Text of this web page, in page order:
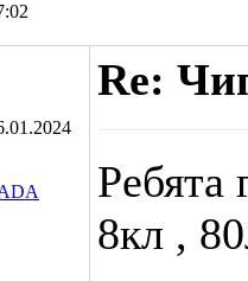
Re:
Ребята
8кл ,